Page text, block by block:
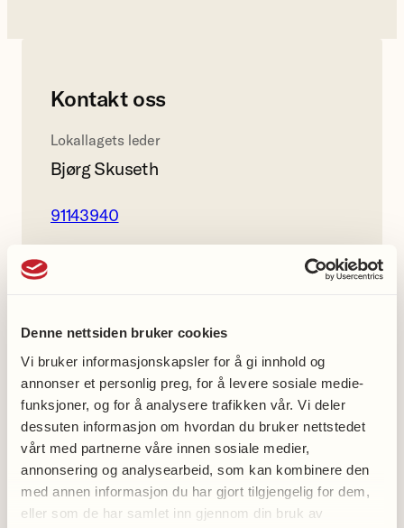
Denne nettsiden bruker cookies
Vi bruker informasjonskapsler for å gi innhold og
annonser et personlig preg, for å levere sosiale medie-
funksjoner, og for å analysere trafikken vår. Vi deler
dessuten informasjon om hvordan du bruker nettstedet
vårt med partnerne våre innen sosiale medier,
annonsering og analysearbeid, som kan kombinere den
med annen informasjon du har gjort tilgjengelig for dem,
eller som de har samlet inn gjennom din bruk av
Kontakt oss
Lokallagets leder
Bjørg Skuseth
91143940
Facebook
Med oss-aktiviteter
Gå med oss